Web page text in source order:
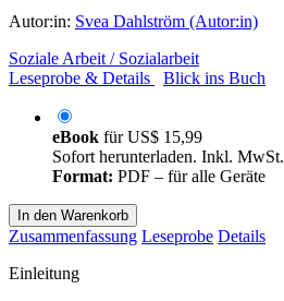
Autor:in: Svea Dahlström (Autor:in)
Soziale Arbeit / Sozialarbeit
Leseprobe & Details
Blick ins Buch
eBook fürUS$ 15,99
Sofort herunterladen. Inkl. MwSt.
Format: PDF – für alle Geräte
In den Warenkorb
Zusammenfassung Leseprobe Details
Einleitung